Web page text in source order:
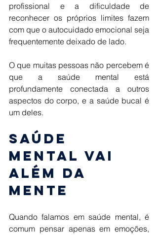
profissional e a dificuldade de
reconhecer os próprios limites fazem
com que o autocuidado emocional seja
frequentemente deixado de lado.
O que muitas pessoas não percebem é
que a saúde mental está
profundamente conectada a outros
aspectos do corpo, e a saúde bucal é
um deles.
Saúde
mental vai
além da
mente
Quando falamos em saúde mental, é
comum pensar apenas em emoções,